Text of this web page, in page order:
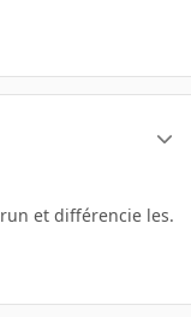
et différencie les.